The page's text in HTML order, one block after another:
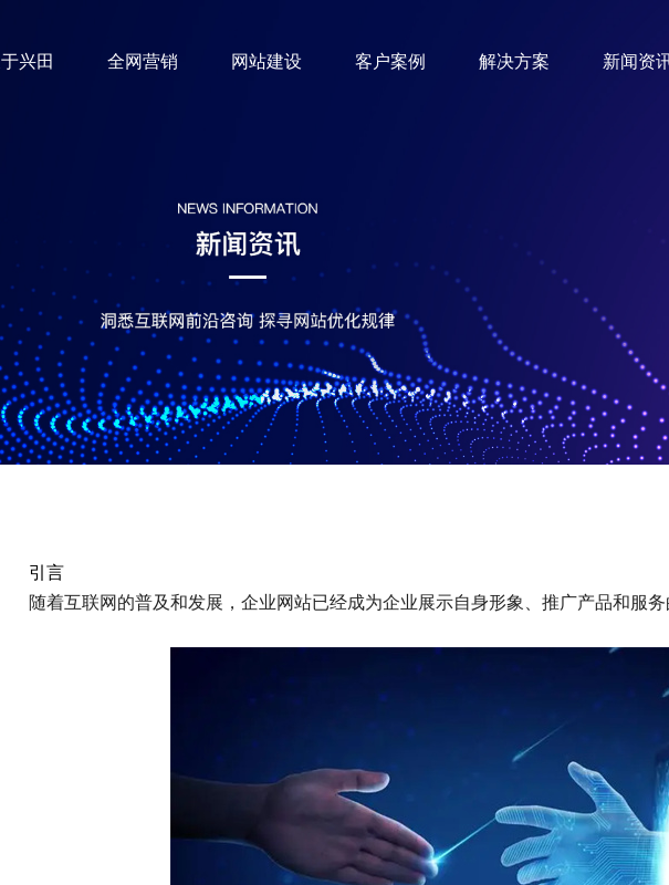
兴田 全网营销 网站建设 客户案例 解决方案 新闻资
引言
随着互联网的普及和发展，企业网站已经成为企业展示自身形象、推广产品和服务